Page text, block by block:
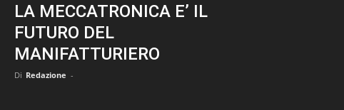
LA MECCATRONICA E’ IL
FUTURO DEL
MANIFATTURIERO
Di Redazione -